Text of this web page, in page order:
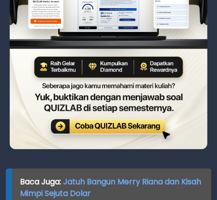
Baca Juga:Jatuh Bangun Merry Riana dan Kisah
Mimpi Sejuta Dolar